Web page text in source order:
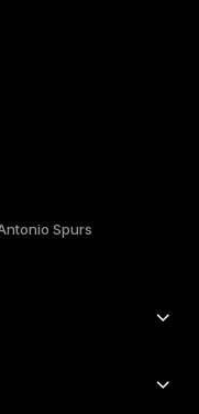
Spurs